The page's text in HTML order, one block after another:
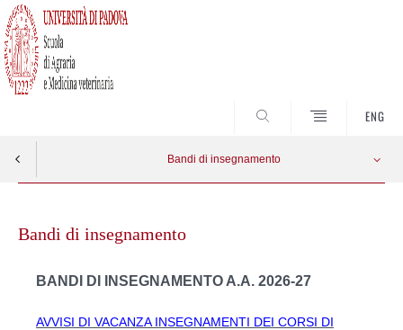
ENG
Bandi di insegnamento
contentBandi di insegnamento
BANDI DI INSEGNAMENTO A.A. 2026-27
AVVISI DI VACANZA INSEGNAMENTI DEI CORSI DI